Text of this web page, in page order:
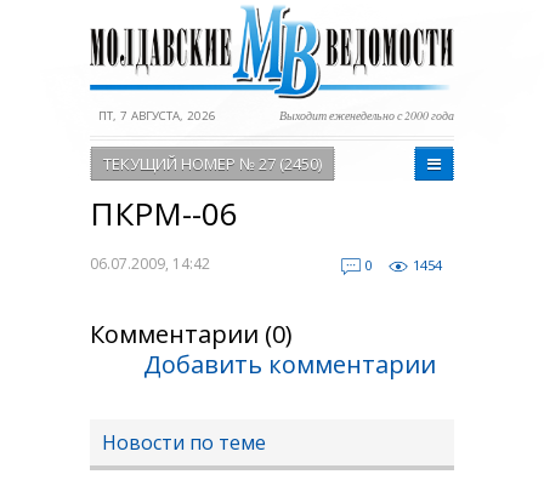
ПТ, 7 АВГУСТА, 2026 Выходит еженедельно с 2000 года
ТЕКУЩИЙ НОМЕР № 27 (2450)
ПКРМ--06
06.07.2009, 14:42 0 1454
Комментарии (0)
Добавить комментарии
Новости по теме